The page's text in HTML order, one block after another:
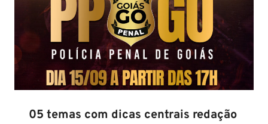
05 temas com dicas centrais redação